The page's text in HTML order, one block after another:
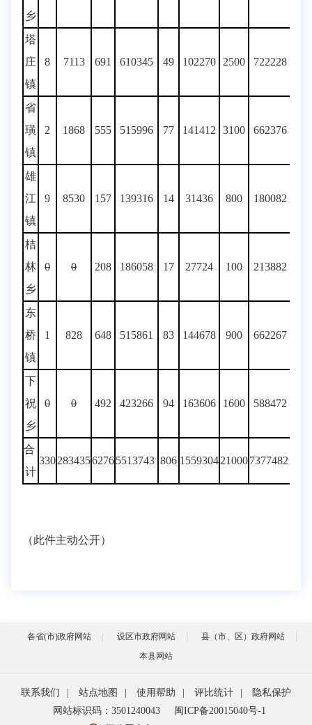
乡
塔
庄
镇
8 7113 691 610345 49 102270 2500 722228
省
璜
镇
2 1868 555 515996 77 141412 3100 662376
雄
江
镇
9 8530 157 139316 14 31436 800 180082
桔
林
乡
0 0 208 186058 17 27724 100 213882
东
桥
镇
1 828 648 515861 83 144678 900 662267
下
祝
乡
0 0 492 423266 94 163606 1600 588472
合
计
33028343562765513743 806 1559304210007377482
（此件主动公开）
各省(市)政府网站 设区市政府网站
县（市、区）政府网站
本县网站
联系我们 站点地图 使用帮助 评比统计
隐私保护
网站标识码：3501240043
闽ICP备20015040号-1